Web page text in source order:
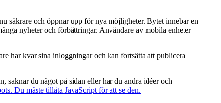
säkrare och öppnar upp för nya möjligheter. Bytet innebar en
nyheter och förbättringar. Användare av mobila enheter
har kvar sina inloggningar och kan fortsätta att publicera
saknar du något på sidan eller har du andra idéer och
Du måste tillåta JavaScript för att se den.